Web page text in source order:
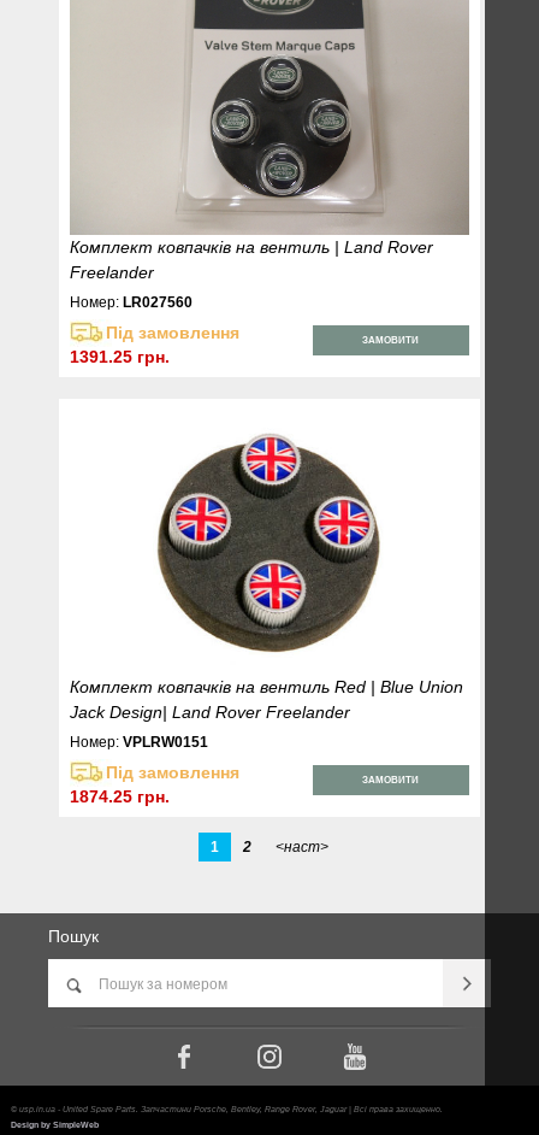
Комплект ковпачків на вентиль | Land Rover
Freelander
Номер:LR027560
Під замовлення
1391.25 грн.
ЗАМОВИТИ
Комплект ковпачків на вентиль Red | Blue Union
Jack Design| Land Rover Freelander
Номер:VPLRW0151
Під замовлення
1874.25 грн.
ЗАМОВИТИ
1 2 <наст>
Пошук
© usp.in.ua - United Spare Parts. Запчастини Porsche, Bentley, Range Rover, Jaguar | Всі права захищенно.
Design by SimpleWeb